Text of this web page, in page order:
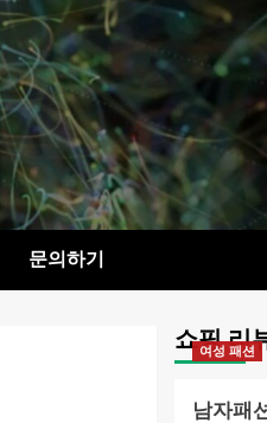
문의하기
쇼핑 리
여성 패션
남자패